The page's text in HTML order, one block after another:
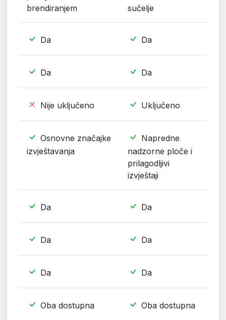
brendiranjem
sučelje
Da Da
Da Da
Nije uključeno Uključeno
Osnovne značajke
izvještavanja
Napredne
nadzorne ploče i
prilagodljivi
izvještaji
Da Da
Da Da
Da Da
Oba dostupna Oba dostupna